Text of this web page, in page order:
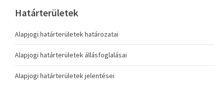
Határterületek
Alapjogi határterületek határozatai
Alapjogi határterületek állásfoglalásai
Alapjogi határterületek jelentései